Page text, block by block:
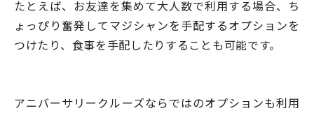
たとえば、お友達を集めて大人数で利用する場合、ち
ょっぴり奮発してマジシャンを手配するオプションを
つけたり、食事を手配したりすることも可能です。
アニバーサリークルーズならではのオプションも利用